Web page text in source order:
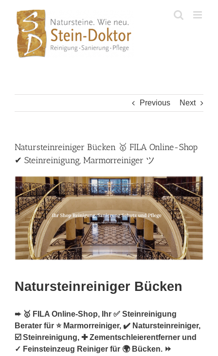
content
Previous Next
Natursteinreiniger Bücken 🥇 FILA Online-Shop
✔ Steinreinigung, Marmorreiniger ツ
Natursteinreiniger Bücken
➨ 🥇 FILA Online-Shop, Ihr ✅ Steinreinigung
Berater für ⭐ Marmorreiniger, ✔️ Natursteinreiniger,
☑️ Steinreinigung, ✚ Zementschleierentferner und
✓ Feinsteinzeug Reiniger für 🌍 Bücken. ⏩